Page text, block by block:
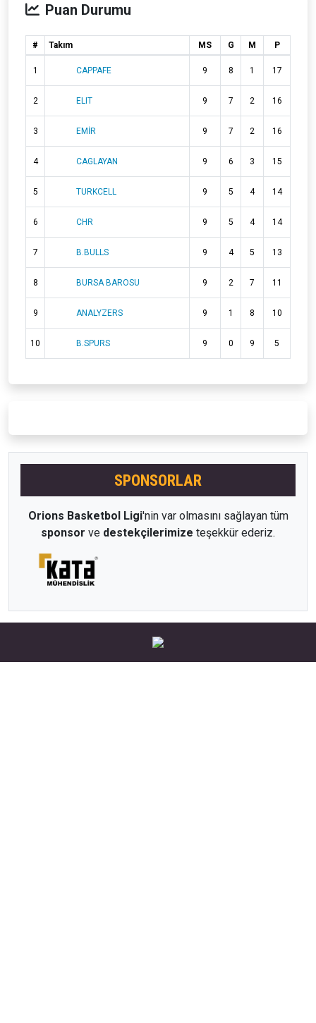
Puan Durumu
# Takım MS G M P
1 CAPPAFE 9 8 1 17
2 ELIT 9 7 2 16
3 EMİR 9 7 2 16
4 CAGLAYAN 9 6 3 15
5 TURKCELL 9 5 4 14
6 CHR 9 5 4 14
7 B.BULLS 9 4 5 13
8 BURSA BAROSU 9 2 7 11
9 ANALYZERS 9 1 8 10
10 B.SPURS 9 0 9 5
SPONSORLAR
Orions Basketbol Ligi'nin var olmasını sağlayan tüm
sponsor ve destekçilerimize teşekkür ederiz.